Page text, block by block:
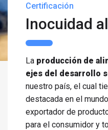
Certificación
Inocuidad
La producción de
ejes del desarrollo
nuestro país, el cual
destacada en el
exportador de
para el consumidor y